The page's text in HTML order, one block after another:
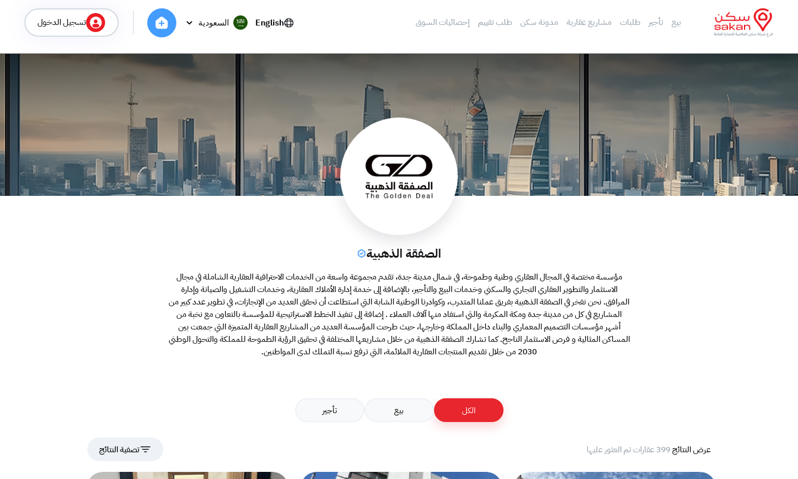
بيع تأجير طلبات مشاريع عقارية مدونة سكن طلب تقييم إحصائيات السوق English السعودية تسجيل الدخول
الصفقة الذهبية
مؤسسة مختصة في المجال العقاري وطنية وطموحة، في شمال مدينة جدة، تقدم مجموعة واسعة من الخدمات الاحترافية العقارية الشاملة في مجال
الاستثمار والتطوير العقاري التجاري والسكني وخدمات البيع والتأجير، بالإضافة إلى خدمة إدارة الأملاك العقارية، وخدمات التشغيل والصيانة وإدارة
المرافق. نحن نفخر في الصفقة الذهبية بفريق عملنا المتدرب، وكوادرنا الوطنية الشابة التي استطاعت أن تحقق العديد من الإنجازات، في تطوير عدد كبير من
المشاريع في كل من مدينة جدة ومكة المكرمة والتي استفاد منها آلاف العملاء . إضافة إلى تنفيذ الخطط الاستراتيجية للمؤسسة بالتعاون مع نخبة من
أشهر مؤسسات التصميم المعماري والبناء داخل المملكة وخارجها، حيث طرحت المؤسسة العديد من المشاريع العقارية المتميزة التي جمعت بين
المساكن المثالية و فرص الاستثمار الناجح. كما تشارك الصفقة الذهبية من خلال مشاريعها المختلفة في تحقيق الرؤية الطموحة للمملكة والتحول الوطني
2030 من خلال تقديم المنتجات العقارية الملائمة، التي ترفع نسبة التملك لدى المواطنين.
الكل بيع تأجير
عرض النتائج399 عقارات تم العثور عليها تصفية النتائج